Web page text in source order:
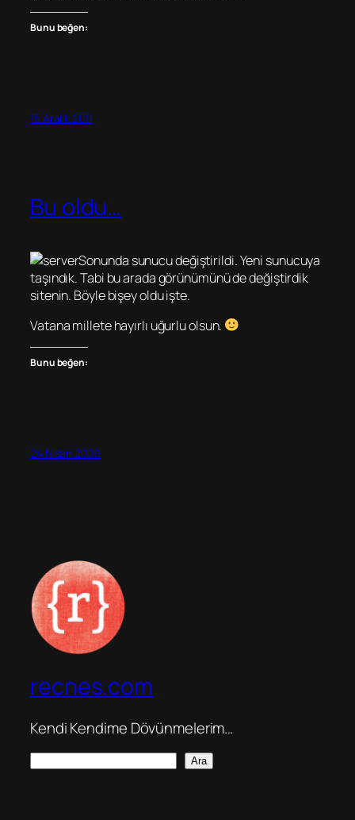
Bunu beğen:
15 Aralık 2011
Bu oldu…
Sonunda sunucu değiştirildi. Yeni sunucuya
taşındık. Tabi bu arada görünümünü de değiştirdik
sitenin. Böyle bişey oldu işte.
Vatana millete hayırlı uğurlu olsun.
Bunu beğen:
24 Nisan 2009
recnes.com
Kendi Kendime Dövünmelerim…
Ara